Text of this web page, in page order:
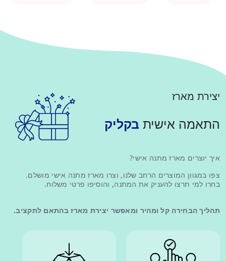
יצירת מארז
התאמה אישית בקליק
איך יוצרים מארז מתנה אישי?
צפו במגוון המוצרים הרחב שלנו, וצרו מארז מתנה אישי מושלם.
בחרו למי תרצו להעניק את המתנה, והוסיפו פרטי משלוח.
תהליך הבחירה קל ומהיר ומאפשר יצירת מארז בהתאם לתקציב.